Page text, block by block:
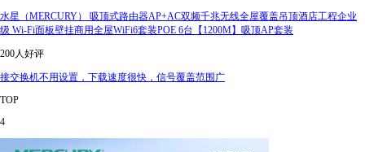
水星（MERCURY） 吸顶式路由器AP+AC双频千兆无线全屋覆盖吊顶酒店工程企业
级 Wi-Fi面板壁挂商用全屋WiFi6套装POE 6台【1200M】吸顶AP套装
200人好评
接交换机不用设置，下载速度很快，信号覆盖范围广
TOP
4